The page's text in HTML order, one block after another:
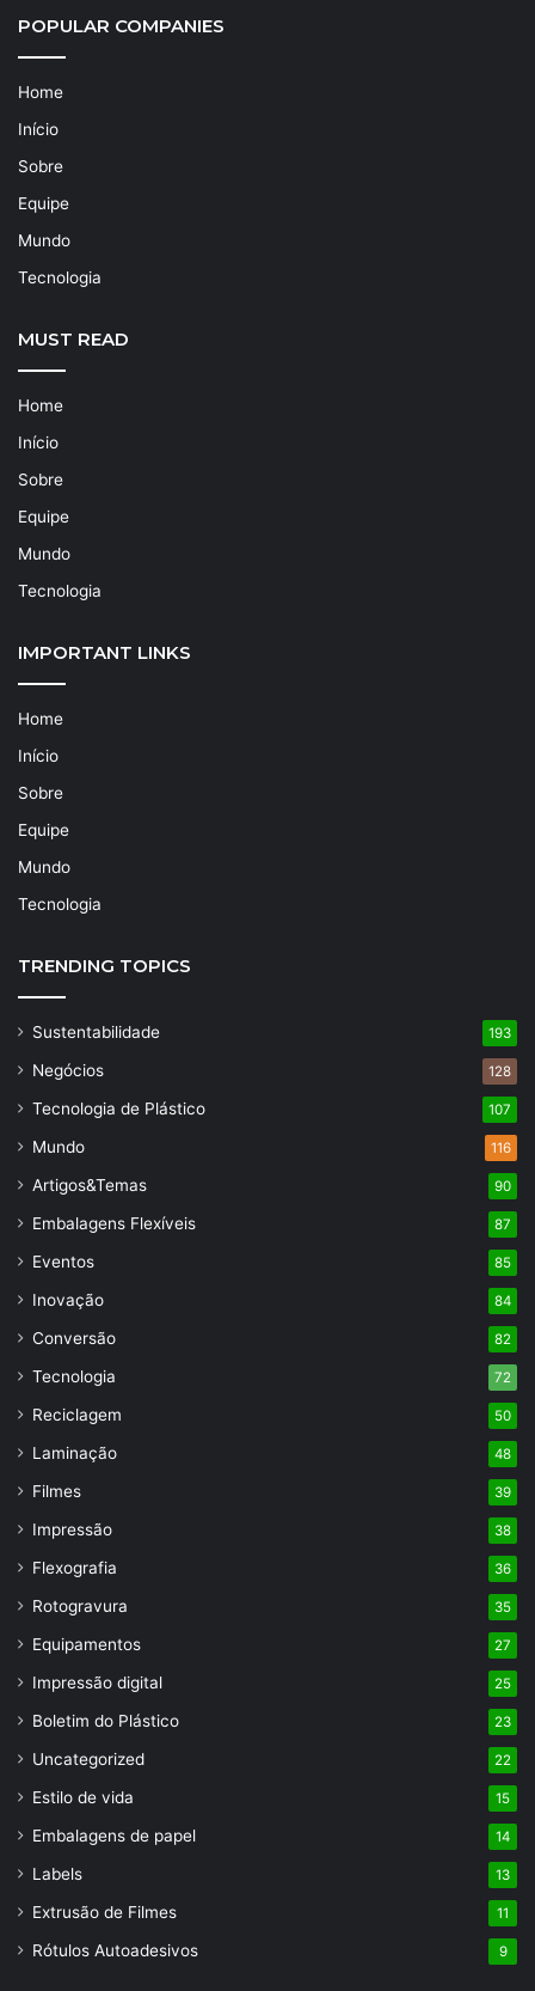
POPULAR COMPANIES
Home
Início
Sobre
Equipe
Mundo
Tecnologia
MUST READ
Home
Início
Sobre
Equipe
Mundo
Tecnologia
IMPORTANT LINKS
Home
Início
Sobre
Equipe
Mundo
Tecnologia
TRENDING TOPICS
Sustentabilidade 193
Negócios 128
Tecnologia de Plástico 107
Mundo 116
Artigos&Temas 90
Embalagens Flexíveis 87
Eventos 85
Inovação 84
Conversão 82
Tecnologia 72
Reciclagem 50
Laminação 48
Filmes 39
Impressão 38
Flexografia 36
Rotogravura 35
Equipamentos 27
Impressão digital 25
Boletim do Plástico 23
Uncategorized 22
Estilo de vida 15
Embalagens de papel 14
Labels 13
Extrusão de Filmes 11
Rótulos Autoadesivos 9